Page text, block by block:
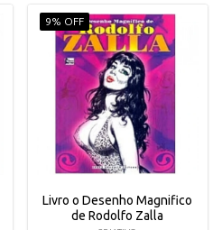
9% OFF
Livro o Desenho Magnifico
de Rodolfo Zalla